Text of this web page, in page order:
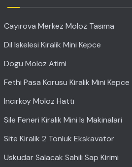
Cayirova Merkez Moloz Tasima
Dil Iskelesi Kiralik Mini Kepce
Dogu Moloz Atimi
Fethi Pasa Korusu Kiralik Mini Kepce
Incirkoy Moloz Hatti
Sile Feneri Kiralik Mini Is Makinalari
Site Kiralik 2 Tonluk Ekskavator
Uskudar Salacak Sahili Sap Kirimi